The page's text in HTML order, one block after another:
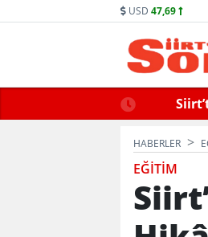
USD 47,69
Hayatını Kaybetti
HABERLER
EĞİTİM